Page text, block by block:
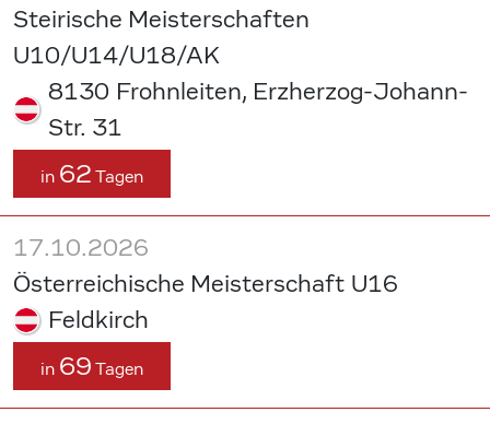
Steirische Meisterschaften
U10/U14/U18/AK
8130 Frohnleiten, Erzherzog-Johann-
Str. 31
in 62 Tagen
17.10.2026
Österreichische Meisterschaft U16
Feldkirch
in 69 Tagen